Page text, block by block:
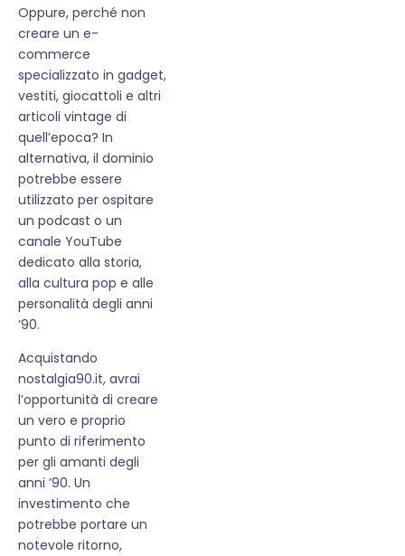
Oppure, perché non
creare un e-
commerce
specializzato in gadget,
vestiti, giocattoli e altri
articoli vintage di
quell’epoca? In
alternativa, il dominio
potrebbe essere
utilizzato per ospitare
un podcast o un
canale YouTube
dedicato alla storia,
alla cultura pop e alle
personalità degli anni
’90.
Acquistando
nostalgia90.it, avrai
l’opportunità di creare
un vero e proprio
punto di riferimento
per gli amanti degli
anni ’90. Un
investimento che
potrebbe portare un
notevole ritorno,